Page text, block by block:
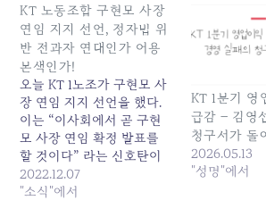
KT 노동조합 구현모 사장
연임 지지 선언, 정자법 위
반 전과자 연대인가 어용
본색인가!
오늘 KT 1노조가 구현모 사
장 연임 지지 선언을 했다.
이는 “이사회에서 곧 구현
모 사장 연임 확정 발표를
할 것이다” 라는 신호탄이
다. 과거 사례를 볼때 연임
확정 시기가 임박하고 CEO
2022.12.07
"소식"에서
KT 1분기 영
급감 – 김영
청구서가 돌
2026.05.13
"성명"에서